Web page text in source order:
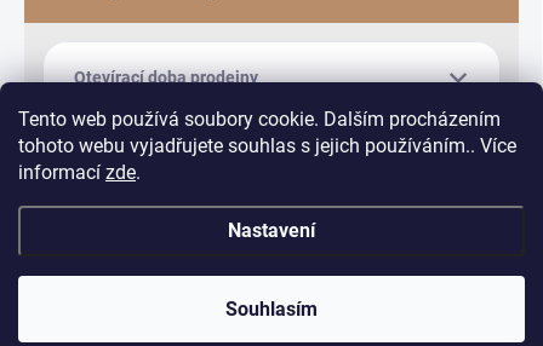
Tento web používá soubory cookie. Dalším procházením
tohoto webu vyjadřujete souhlas s jejich používáním.. Více
informací zde.
Nastavení
Souhlasím
Otevírací doba prodejny
Copyright 2026Equiduo. Všechna práva vyhrazena.Upravit nastavení
cookies